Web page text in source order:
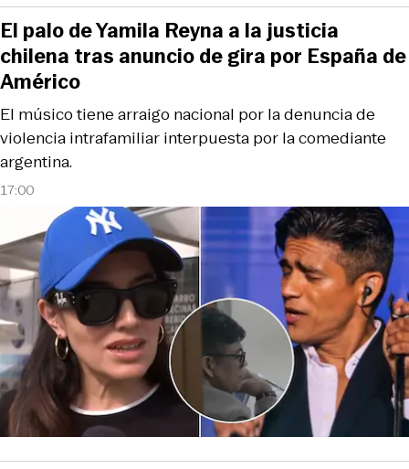
17:00
El músico tiene arraigo nacional por la denuncia de
violencia intrafamiliar interpuesta por la comediante
argentina.
El palo de Yamila Reyna a la justicia
chilena tras anuncio de gira por España de
Américo